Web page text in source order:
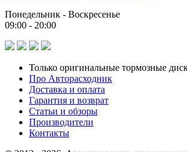
Понедельник - Воскресенье
09:00 - 20:00
Только оригинальные тормозные
Про Авторасходник
Доставка и оплата
Гарантия и возврат
Статьи и обзоры
Производители
Контакты